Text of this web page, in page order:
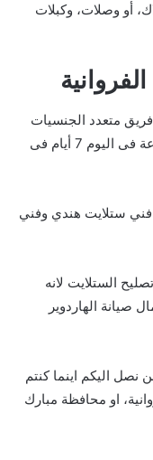
أو وصلات، وكبلات
متعدد الجنسيات
ليكون قادراً على خدمتكم على مدار 24 ساعة فى اليوم 7 أيام فى
ستلايت هندي وفني
الستلايت لانه
صيانة الهاردوير
اليكم اينما كنتم
او محافظة مبارك